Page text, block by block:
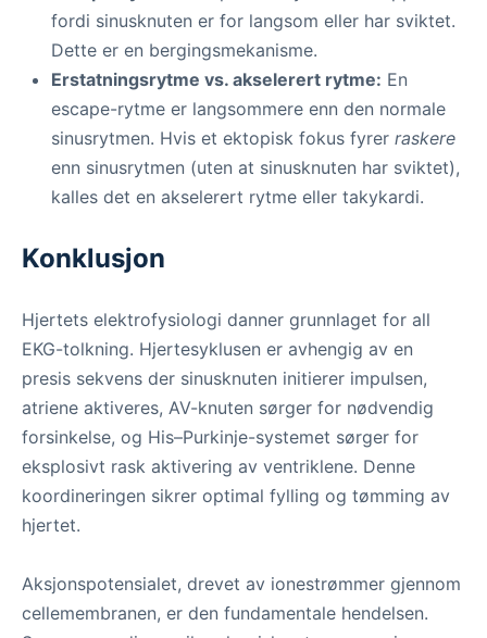
fordi sinusknuten er for langsom eller har sviktet.
Dette er en bergingsmekanisme.
Erstatningsrytme vs. akselerert rytme: En
escape-rytme er langsommere enn den normale
sinusrytmen. Hvis et ektopisk fokus fyrer raskere
enn sinusrytmen (uten at sinusknuten har sviktet),
kalles det en akselerert rytme eller takykardi.
Konklusjon
Hjertets elektrofysiologi danner grunnlaget for all
EKG-tolkning. Hjertesyklusen er avhengig av en
presis sekvens der sinusknuten initierer impulsen,
atriene aktiveres, AV-knuten sørger for nødvendig
forsinkelse, og His–Purkinje-systemet sørger for
eksplosivt rask aktivering av ventriklene. Denne
koordineringen sikrer optimal fylling og tømming av
hjertet.
Aksjonspotensialet, drevet av ionestrømmer gjennom
cellemembranen, er den fundamentale hendelsen.